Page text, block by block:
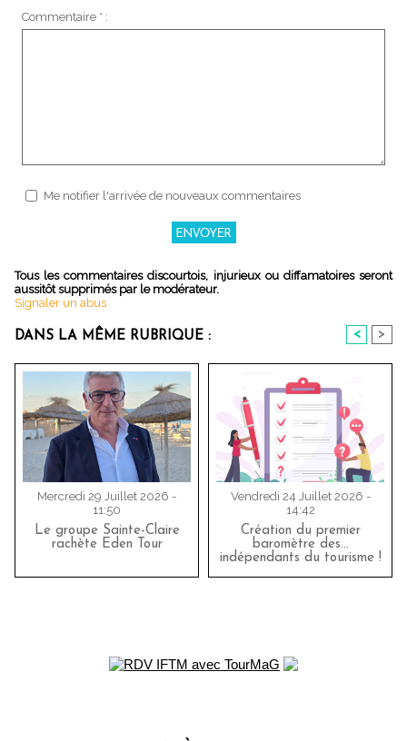
Commentaire * :
Me notifier l'arrivée de nouveaux commentaires
Tous les commentaires discourtois, injurieux ou diffamatoires seront
aussitôt supprimés par le modérateur.
Signaler un abus
DANS LA MÊME RUBRIQUE : < >
Mercredi 29 Juillet 2026 -
11:50
Le groupe Sainte-Claire
rachète Eden Tour
Vendredi 24 Juillet 2026 -
14:42
Création du premier
baromètre des…
indépendants du tourisme !